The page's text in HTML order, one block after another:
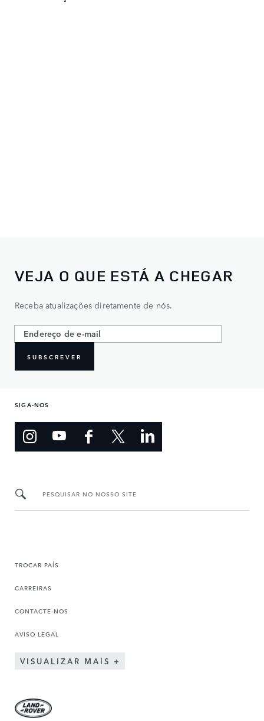
VEJA O QUE ESTÁ A CHEGAR
Receba atualizações diretamente de nós.
SUBSCREVER
SIGA-NOS
PESQUISAR NO NOSSO SITE
TROCAR PAÍS
CARREIRAS
CONTACTE-NOS
AVISO LEGAL
VISUALIZAR MAIS